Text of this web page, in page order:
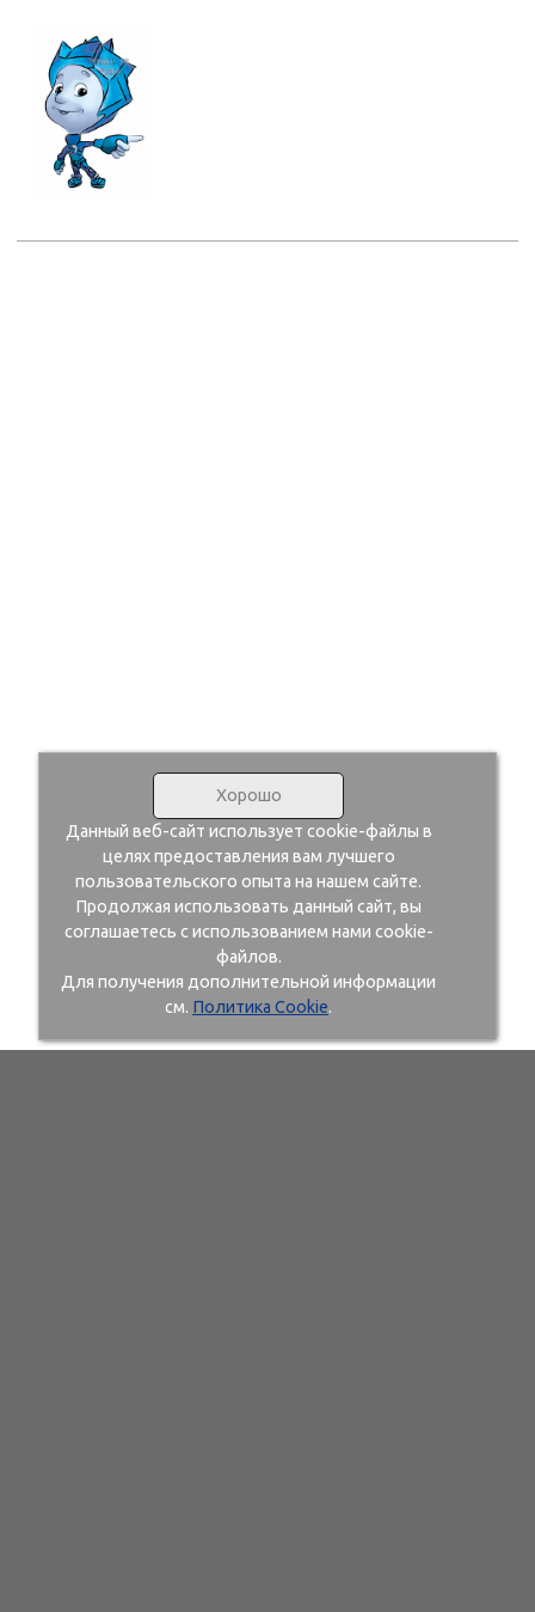
Хорошо
Данный веб-сайт использует cookie-файлы в
целях предоставления вам лучшего
пользовательского опыта на нашем сайте.
Продолжая использовать данный сайт, вы
соглашаетесь с использованием нами cookie-
файлов.
Для получения дополнительной информации
см. Политика Cookie.